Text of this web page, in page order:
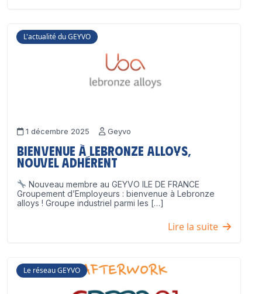
L'actualité du GEYVO
1 décembre 2025 Geyvo
Bienvenue à Lebronze Alloys,
nouvel adhérent
Nouveau membre au GEYVO ILE DE FRANCE
Groupement d’Employeurs : bienvenue à Lebronze
alloys ! Groupe industriel parmi les […]
Lire la suite
Le réseau GEYVO